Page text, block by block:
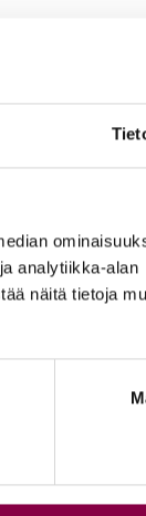
analytiikka-alan
näitä tietoja